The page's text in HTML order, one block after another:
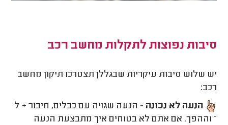
סיבות נפוצות לתקלות מחשב רכב
יש שלוש סיבות עיקריות שבגללן תצטרכו תיקון מחשב
רכב:
הנעה לא נכונה - הנעה שגויה עם כבלים, חיבור + ל
– וההפך. אם אתם לא בטוחים איך מתבצעת הנעה